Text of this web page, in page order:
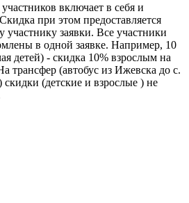
включает в себя и
при этом предоставляется
участнику заявки. Все участники
в одной заявке. Например, 10
детей) - скидка 10% взрослым на
трансфер (автобус из Ижевска до с.
скидки (детские и взрослые ) не